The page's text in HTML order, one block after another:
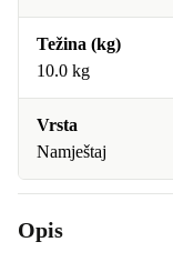
Težina (kg)
10.0 kg
Vrsta
Namještaj
Opis